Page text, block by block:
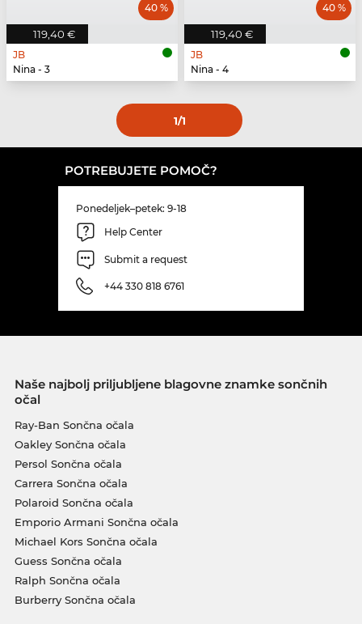
119,40 €
40 %
JB
Nina - 3
119,40 €
40 %
JB
Nina - 4
1/1
POTREBUJETE POMOČ?
Ponedeljek–petek: 9-18
Help Center
Submit a request
+44 330 818 6761
Naše najbolj priljubljene blagovne znamke sončnih
očal
Ray-Ban Sončna očala
Oakley Sončna očala
Persol Sončna očala
Carrera Sončna očala
Polaroid Sončna očala
Emporio Armani Sončna očala
Michael Kors Sončna očala
Guess Sončna očala
Ralph Sončna očala
Burberry Sončna očala